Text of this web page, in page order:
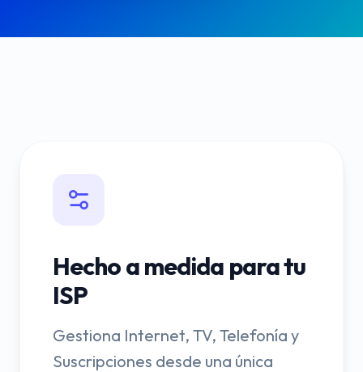
Hecho a medida para tu
ISP
Gestiona Internet, TV, Telefonía y
Suscripciones desde una única